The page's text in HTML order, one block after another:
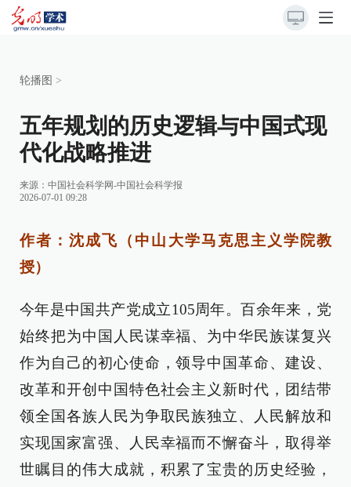
轮播图 >
五年规划的历史逻辑与中国式现
代化战略推进
来源： 中国社会科学网-中国社会科学报
2026-07-01 09:28
作者：沈成飞（中山大学马克思主义学院教
授）
今年是中国共产党成立105周年。百余年来，党
始终把为中国人民谋幸福、为中华民族谋复兴
作为自己的初心使命，领导中国革命、建设、
改革和开创中国特色社会主义新时代，团结带
领全国各族人民为争取民族独立、人民解放和
实现国家富强、人民幸福而不懈奋斗，取得举
世瞩目的伟大成就，积累了宝贵的历史经验，